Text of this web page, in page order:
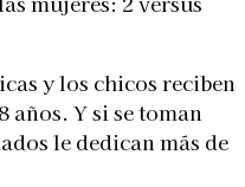
y los chicos reciben
Y si se toman
le dedican más de